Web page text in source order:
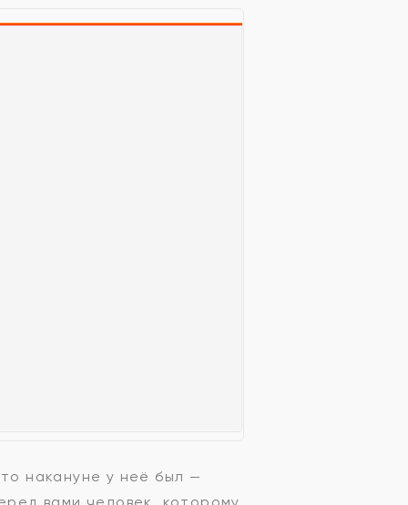
накануне у неё был —